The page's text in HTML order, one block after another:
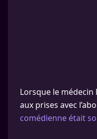
Lorsque le médecin
aux prises avec
comédienne était